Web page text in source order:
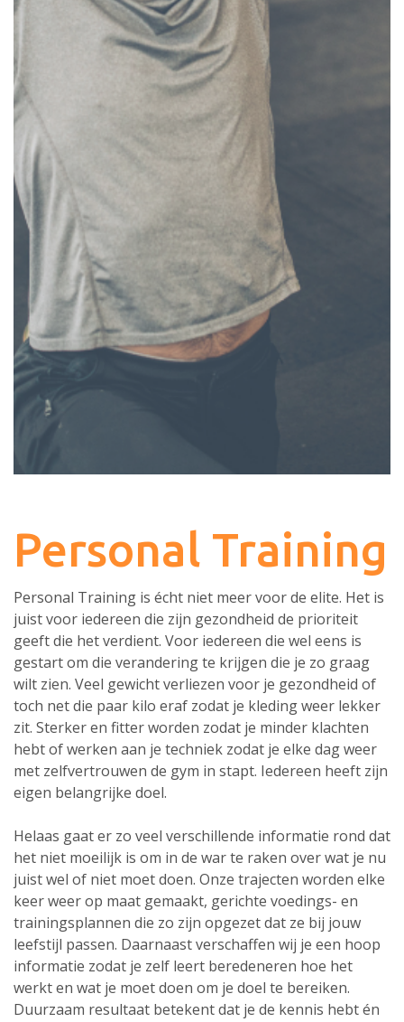
Personal Training
Personal Training is écht niet meer voor de elite. Het is
juist voor iedereen die zijn gezondheid de prioriteit
geeft die het verdient. Voor iedereen die wel eens is
gestart om die verandering te krijgen die je zo graag
wilt zien. Veel gewicht verliezen voor je gezondheid of
toch net die paar kilo eraf zodat je kleding weer lekker
zit. Sterker en fitter worden zodat je minder klachten
hebt of werken aan je techniek zodat je elke dag weer
met zelfvertrouwen de gym in stapt. Iedereen heeft zijn
eigen belangrijke doel.
Helaas gaat er zo veel verschillende informatie rond dat
het niet moeilijk is om in de war te raken over wat je nu
juist wel of niet moet doen. Onze trajecten worden elke
keer weer op maat gemaakt, gerichte voedings- en
trainingsplannen die zo zijn opgezet dat ze bij jouw
leefstijl passen. Daarnaast verschaffen wij je een hoop
informatie zodat je zelf leert beredeneren hoe het
werkt en wat je moet doen om je doel te bereiken.
Duurzaam resultaat betekent dat je de kennis hebt én